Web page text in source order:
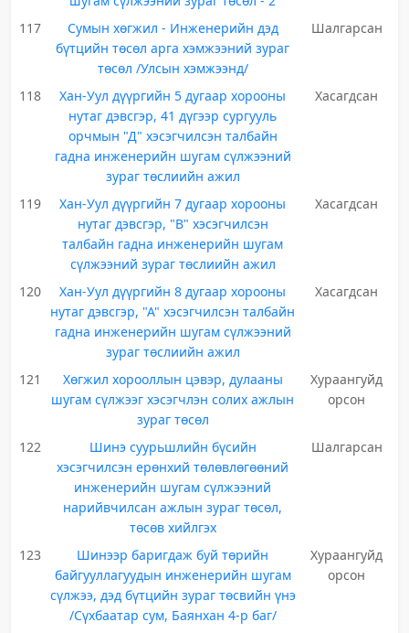
117
Сумын хөгжил - Инженерийн дэд
бүтцийн төсөл арга хэмжээний зураг
төсөл /Улсын хэмжээнд/
Шалгарсан
118
Хан-Уул дүүргийн 5 дугаар хорооны
нутаг дэвсгэр, 41 дүгээр сургууль
орчмын "Д" хэсэгчилсэн талбайн
гадна инженерийн шугам сүлжээний
зураг төслиийн ажил
Хасагдсан
119
Хан-Уул дүүргийн 7 дугаар хорооны
нутаг дэвсгэр, "В" хэсэгчилсэн
талбайн гадна инженерийн шугам
сүлжээний зураг төслиийн ажил
Хасагдсан
120
Хан-Уул дүүргийн 8 дугаар хорооны
нутаг дэвсгэр, "А" хэсэгчилсэн талбайн
гадна инженерийн шугам сүлжээний
зураг төслиийн ажил
Хасагдсан
121
Хөгжил хорооллын цэвэр, дулааны
шугам сүлжээг хэсэгчлэн солих ажлын
зураг төсөл
Хураангуйд
орсон
122
Шинэ суурьшлийн бүсийн
хэсэгчилсэн ерөнхий төлөвлөгөөний
инженерийн шугам сүлжээний
нарийвчилсан ажлын зураг төсөл,
төсөв хийлгэх
Шалгарсан
123
Шинээр баригдаж буй төрийн
байгууллагуудын инженерийн шугам
сүлжээ, дэд бүтцийн зураг төсвийн үнэ
/Сүхбаатар сум, Баянхан 4-р баг/
Хураангуйд
орсон